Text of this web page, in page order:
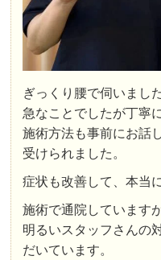
ぎっくり腰で伺いました
急なことでしたが丁寧
施術方法も事前にお話
受けられました。
症状も改善して、本当
施術で通院しています
明るいスタッフさんの
だいています。